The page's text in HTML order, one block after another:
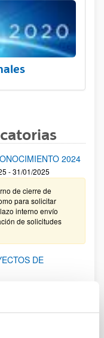
2024
- 31/01/2025
de cierre de
para solicitar
interno envío
de solicitudes
DE